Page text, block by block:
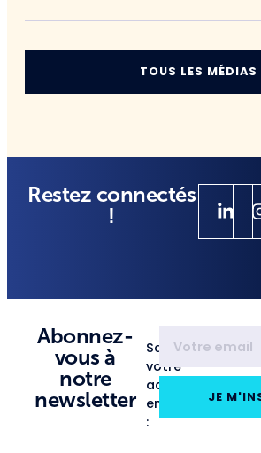
TOUS LES MÉDIAS
Restez connectés
!
Abonnez-
vous à
notre
newsletter
Saisissez
votre
adresse
email
:
JE